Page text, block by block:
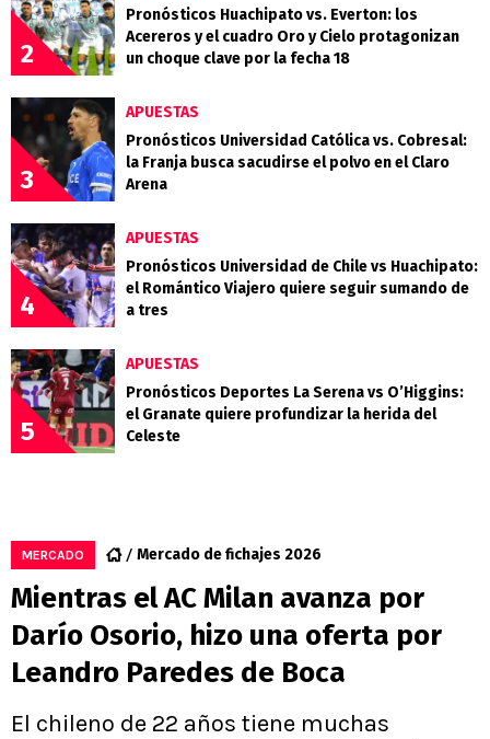
2
Pronósticos Huachipato vs. Everton: los
Acereros y el cuadro Oro y Cielo protagonizan
un choque clave por la fecha 18
3
APUESTAS
Pronósticos Universidad Católica vs. Cobresal:
la Franja busca sacudirse el polvo en el Claro
Arena
4
APUESTAS
Pronósticos Universidad de Chile vs Huachipato:
el Romántico Viajero quiere seguir sumando de
a tres
5
APUESTAS
Pronósticos Deportes La Serena vs O’Higgins:
el Granate quiere profundizar la herida del
Celeste
MERCADO Mercado de fichajes 2026
Mientras el AC Milan avanza por
Darío Osorio, hizo una oferta por
Leandro Paredes de Boca
El chileno de 22 años tiene muchas